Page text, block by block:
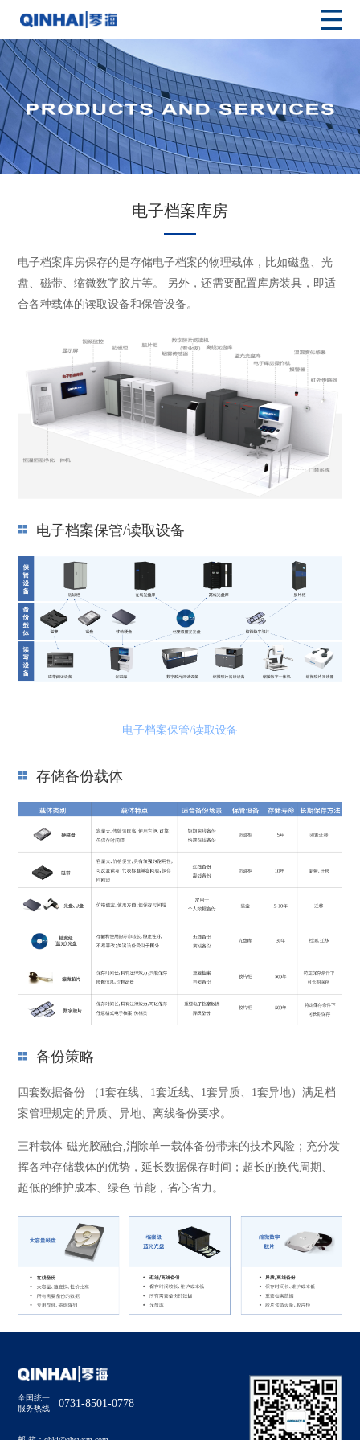
电子档案库房
电子档案库房保存的是存储电子档案的物理载体，比如磁盘、光
盘、磁带、缩微数字胶片等。 另外，还需要配置库房装具，即适
合各种载体的读取设备和保管设备。
电子档案保管/读取设备
电子档案保管/读取设备
存储备份载体
备份策略
四套数据备份 （1套在线、1套近线、1套异质、1套异地）满足档
案管理规定的异质、异地、离线备份要求。
三种载体-磁光胶融合,消除单一载体备份带来的技术风险；充分发
挥各种存储载体的优势，延长数据保存时间；超长的换代周期、
超低的维护成本、绿色 节能，省心省力。
全国统一
服务热线
0731-8501-0778